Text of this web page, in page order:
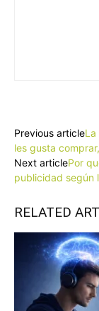
Previous article
les gusta
Next articlePor
publicidad según
RELATED